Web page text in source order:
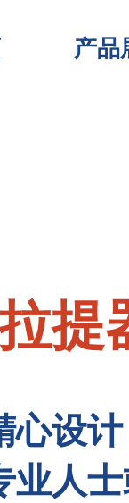
提
设计
人
提
设计
人
产品